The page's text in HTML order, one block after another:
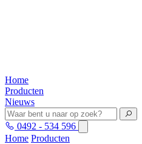
Home
Producten
Nieuws
0492 - 534 596
Home Producten